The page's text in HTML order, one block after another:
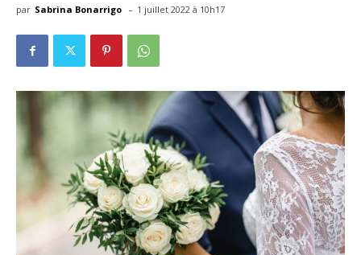
par Sabrina Bonarrigo - 1 juillet 2022 à 10h17